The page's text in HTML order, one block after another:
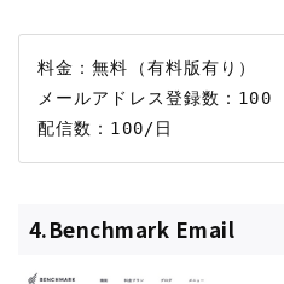
料金：無料（有料版有り）
メールアドレス登録数：100
4.Benchmark Email